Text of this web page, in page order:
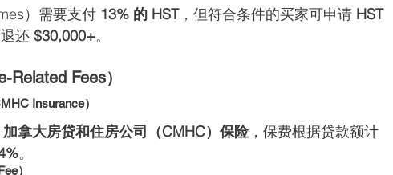
）需要支付 13% 的 HST，但符合条件的买家可申请 HST
还 $30,000+。
Fees）
Insurance）
加拿大房贷和住房公司（CMHC）保险，保费根据贷款额计
。
）